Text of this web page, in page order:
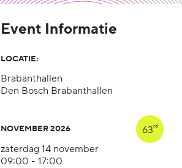
Event Informatie
LOCATIE:
Brabanthallen
Den Bosch Brabanthallen
NOVEMBER 2026 63rd
zaterdag 14 november
09:00 - 17:00